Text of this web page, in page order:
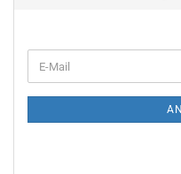
ZUR
E-
Mail